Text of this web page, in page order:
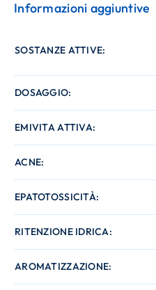
Informazioni aggiuntive
SOSTANZE ATTIVE
DOSAGGIO
EMIVITA ATTIVA
ACNE
EPATOTOSSICITÀ
RITENZIONE IDRICA
AROMATIZZAZIONE